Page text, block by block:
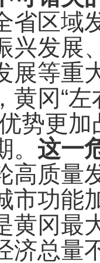
省区域
兴发展
展等重
黄冈“
势更
这一
高质量
市功能
黄冈最
济总量